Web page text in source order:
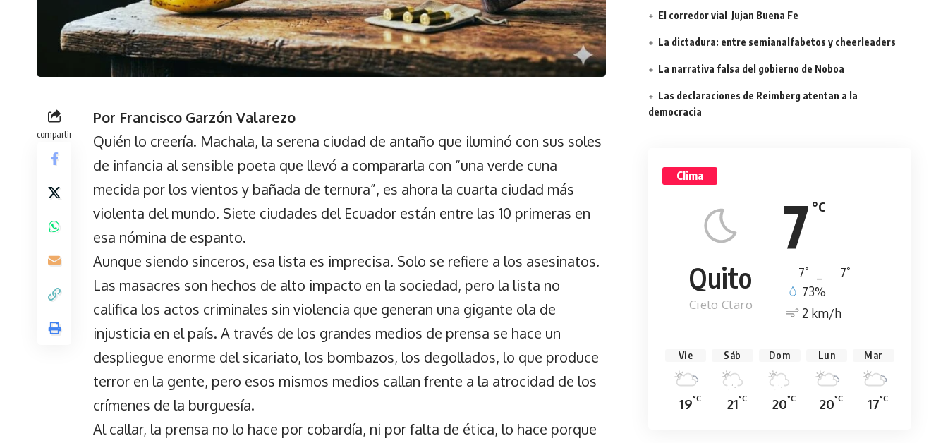
compartir
Por Francisco Garzón Valarezo
Quién lo creería. Machala, la serena ciudad de antaño que iluminó con sus soles
de infancia al sensible poeta que llevó a compararla con “una verde cuna
mecida por los vientos y bañada de ternura”, es ahora la cuarta ciudad más
violenta del mundo. Siete ciudades del Ecuador están entre las 10 primeras en
esa nómina de espanto.
Aunque siendo sinceros, esa lista es imprecisa. Solo se refiere a los asesinatos.
Las masacres son hechos de alto impacto en la sociedad, pero la lista no
califica los actos criminales sin violencia que generan una gigante ola de
injusticia en el país. A través de los grandes medios de prensa se hace un
despliegue enorme del sicariato, los bombazos, los degollados, lo que produce
terror en la gente, pero esos mismos medios callan frente a la atrocidad de los
crímenes de la burguesía.
Al callar, la prensa no lo hace por cobardía, ni por falta de ética, lo hace porque
El corredor vial Jujan Buena Fe
La dictadura: entre semianalfabetos y cheerleaders
La narrativa falsa del gobierno de Noboa
Las declaraciones de Reimberg atentan a la
democracia
Clima
7 °C
Quito
Cielo Claro
7° 7°
73%
2 km/h
Vie
19°C
Sáb
21°C
Dom
20°C
Lun
20°C
Mar
17°C